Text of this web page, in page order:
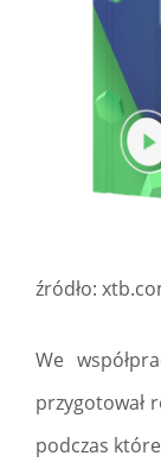
źródło:
We
przygotował
podczas